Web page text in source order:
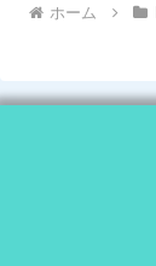
ホーム